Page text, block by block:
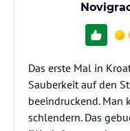
Das erste Mal in
Sauberkeit auf den
beeindruckend. Man
schlendern. Das